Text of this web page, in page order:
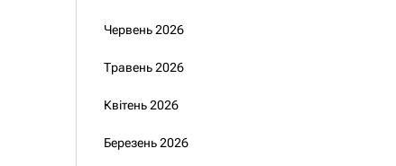
Червень 2026
Травень 2026
Квітень 2026
Березень 2026